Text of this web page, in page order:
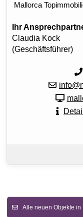
Mallorca
Ihr
Claudia Kock
(Geschäftsführer)
Alle neuen Objekte in